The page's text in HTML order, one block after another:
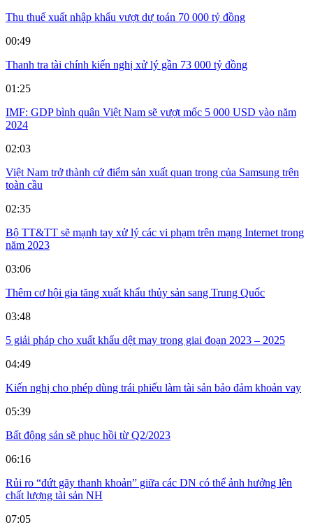
Thu thuế xuất nhập khẩu vượt dự toán 70 000 tỷ đồng
00:49
Thanh tra tài chính kiến nghị xử lý gần 73 000 tỷ đồng
01:25
IMF: GDP bình quân Việt Nam sẽ vượt mốc 5 000 USD vào năm
2024
02:03
Việt Nam trở thành cứ điểm sản xuất quan trọng của Samsung trên
toàn cầu
02:35
Bộ TT&TT sẽ mạnh tay xử lý các vi phạm trên mạng Internet trong
năm 2023
03:06
Thêm cơ hội gia tăng xuất khẩu thủy sản sang Trung Quốc
03:48
5 giải pháp cho xuất khẩu dệt may trong giai đoạn 2023 – 2025
04:49
Kiến nghị cho phép dùng trái phiếu làm tài sản bảo đảm khoản vay
05:39
Bất động sản sẽ phục hồi từ Q2/2023
06:16
Rủi ro “đứt gãy thanh khoản” giữa các DN có thể ảnh hưởng lên
chất lượng tài sản NH
07:05